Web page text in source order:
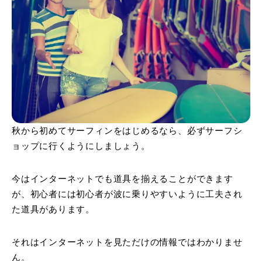
秋から初めてサーフィンをはじめるなら、必ずサーフシ
ョップに行くようにしましょう。
今はインターネットでも道具を揃えることができます
が、初心者には初心者が波に乗りやすいように工夫され
た道具があります。
それはインターネットを見ただけの情報ではわかりませ
ん。